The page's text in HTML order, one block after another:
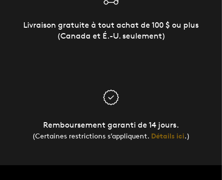
Livraison gratuite à tout achat de 100 $ ou plus
(Canada et É.-U. seulement)
Remboursement garanti de 14 jours.
(Certaines restrictions s’appliquent. Détails ici.)